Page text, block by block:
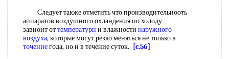
Следует также отметить что производительнооть
аппаратов воздушного охландения по холоду
завиоит оттемпературн и влажности наружного
воздуха, которые могут резко меняться не только в
точениегода, но и в течение суток.
[c.56]